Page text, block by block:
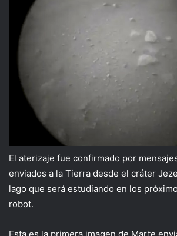
El aterizaje fue confirmado por
enviados a la Tierra desde el cráter
lago que será estudiando en los
robot.
Esta es la primera imagen de Marte